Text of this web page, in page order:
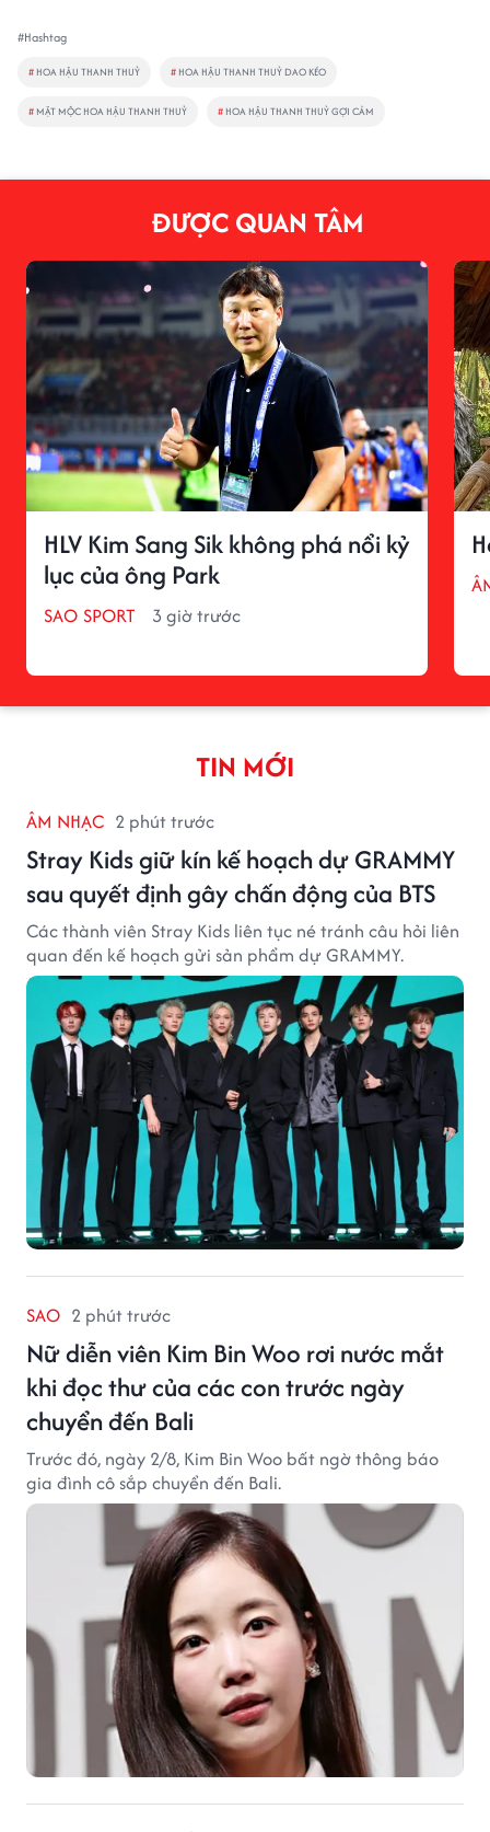
#Hashtag
# HOA HẬU THANH THUỶ # HOA HẬU THANH THUỶ DAO KÉO
# MẶT MỘC HOA HẬU THANH THUỶ # HOA HẬU THANH THUỶ GỢI CẢM
ĐƯỢC QUAN TÂM
HLV Kim Sang Sik không phá nổi kỷ
lục của ông Park
SAO SPORT 3 giờ trước
TIN MỚI
ÂM NHẠC 2 phút trước
Stray Kids giữ kín kế hoạch dự GRAMMY
sau quyết định gây chấn động của BTS
Các thành viên Stray Kids liên tục né tránh câu hỏi liên
quan đến kế hoạch gửi sản phẩm dự GRAMMY.
SAO 2 phút trước
Nữ diễn viên Kim Bin Woo rơi nước mắt
khi đọc thư của các con trước ngày
chuyển đến Bali
Trước đó, ngày 2/8, Kim Bin Woo bất ngờ thông báo
gia đình cô sắp chuyển đến Bali.